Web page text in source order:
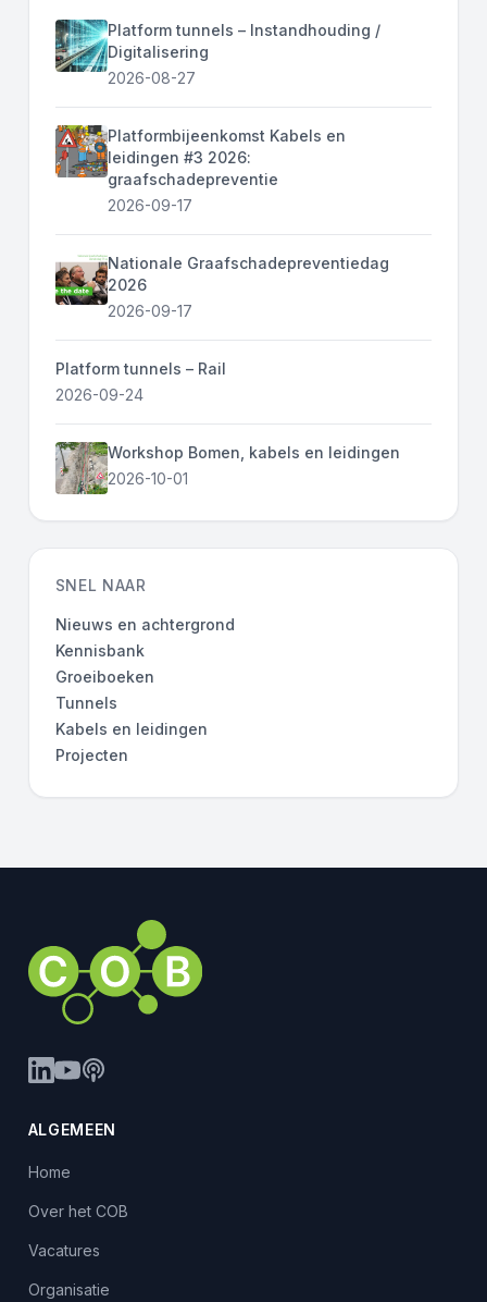
Platform tunnels – Instandhouding /
Digitalisering
2026-08-27
Platformbijeenkomst Kabels en
leidingen #3 2026:
graafschadepreventie
2026-09-17
Nationale Graafschadepreventiedag
2026
2026-09-17
Platform tunnels – Rail
2026-09-24
Workshop Bomen, kabels en leidingen
2026-10-01
SNEL NAAR
Nieuws en achtergrond
Kennisbank
Groeiboeken
Tunnels
Kabels en leidingen
Projecten
ALGEMEEN
Home
Over het COB
Vacatures
Organisatie